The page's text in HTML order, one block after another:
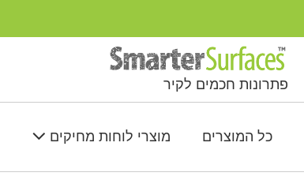
content
פתרונות חכמים לקיר
כל המוצרים מוצרי לוחות מחיקים